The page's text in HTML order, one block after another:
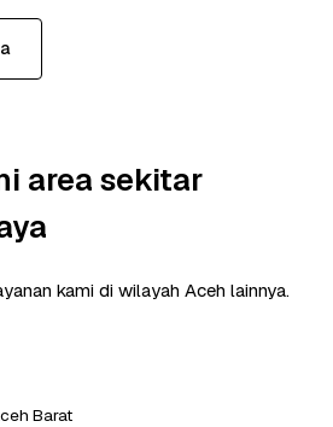
area sekitar
kami di wilayah Aceh lainnya.
Barat